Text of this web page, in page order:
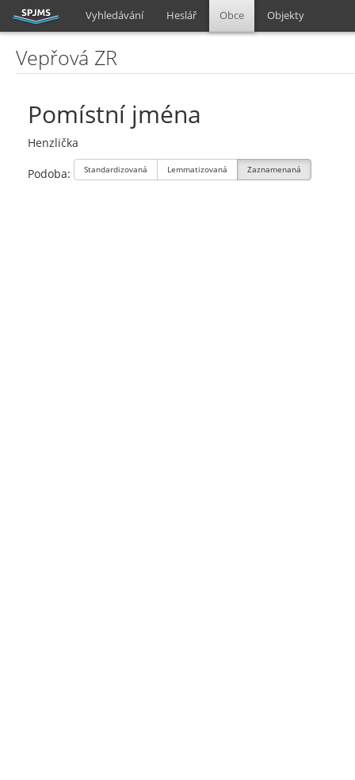
Vyhledávání Heslář Obce Objekty
Vepřová ZR
Pomístní jména
Henzlička
Podoba: Standardizovaná Lemmatizovaná Zaznamenaná